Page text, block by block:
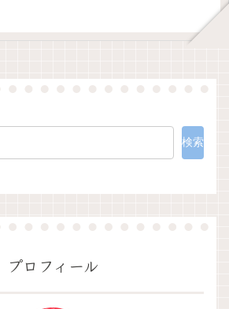
検索
プロフィール